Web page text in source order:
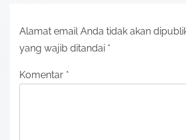
Alamat email Anda tidak akan
yang wajib ditandai *
Komentar *